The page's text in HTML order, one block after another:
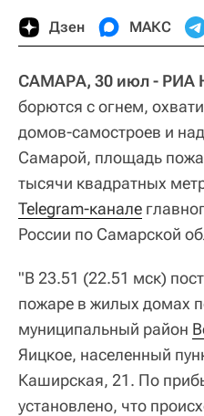
Дзен МАКС
САМАРА, 30 июл - РИА
борются с огнем,
домов-самостроев и
Самарой, площадь
тысячи квадратных
Telegram-канале
России по Самарской
"В 23.51 (22.51 мск)
пожаре в жилых домах
муниципальный район
Яицкое, населенный
Каширская, 21. По
установлено, что